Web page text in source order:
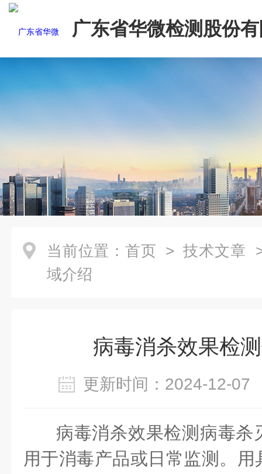
广东省华微检测股份
当前位置： 首页 > 技术文章
域介绍
病毒消杀效果检
更新时间：2024-12-
病毒消杀效果检测病毒杀
用于消毒产品或日常监测。